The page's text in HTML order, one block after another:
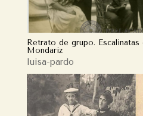
Retrato de grupo.
Mondariz
luisa-pardo